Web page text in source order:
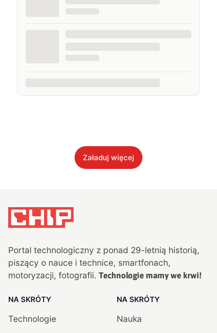
Załaduj więcej
Portal technologiczny z ponad 29-letnią historią,
piszący o nauce i technice, smartfonach,
motoryzacji, fotografii. Technologie mamy we krwi!
NA SKRÓTY
Technologie
NA SKRÓTY
Nauka